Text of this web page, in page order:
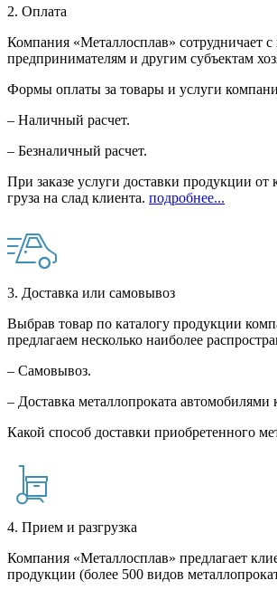
2. Оплата
Компания «Металлосплав» сотрудничает
предпринимателям и другим субъектам
Формы оплаты за товары и услуги
– Наличный расчет.
– Безналичный расчет.
При заказе услуги доставки продукции
груза на слад клиента. подробнее...
3. Доставка или самовывоз
Выбрав товар по каталогу продукции
предлагаем несколько наиболее
– Самовывоз.
– Доставка металлопроката
Какой способ доставки приобретенного
4. Прием и разгрузка
Компания «Металлосплав» предлагает
продукции (более 500 видов